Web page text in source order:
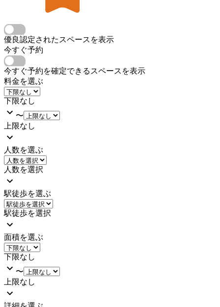
優良認定されたスペースを表示
今すぐ予約
今すぐ予約を確定できるスペースを表示
料金を選ぶ
下限なし
〜
上限なし
人数を選ぶ
人数を選択
駅徒歩を選ぶ
駅徒歩を選択
面積を選ぶ
下限なし
〜
上限なし